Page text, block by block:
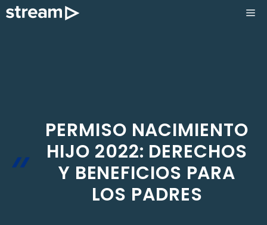
Saltar
PERMISO NACIMIENTO
HIJO 2022: DERECHOS
Y BENEFICIOS PARA
LOS PADRES